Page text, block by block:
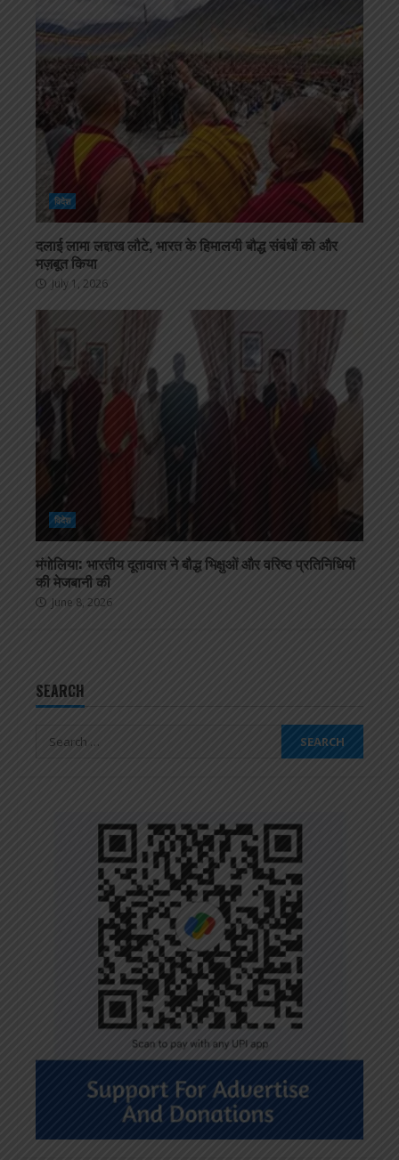
विदेश
दलाई लामा लद्दाख लौटे, भारत के हिमालयी बौद्ध संबंधों को और
मज़बूत किया
July 1, 2026
विदेश
मंगोलिया: भारतीय दूतावास ने बौद्ध भिक्षुओं और वरिष्ठ प्रतिनिधियों
की मेजबानी की
June 8, 2026
SEARCH
Search